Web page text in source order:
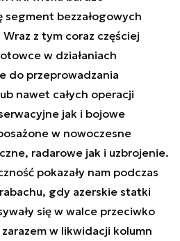
segment bezzałogowych
z tym coraz częściej
w działaniach
do przeprowadzania
nawet całych operacji
jak i bojowe
w nowoczesne
radarowe jak i uzbrojenie.
pokazały nam podczas
gdy azerskie statki
się w walce przeciwko
w likwidacji kolumn